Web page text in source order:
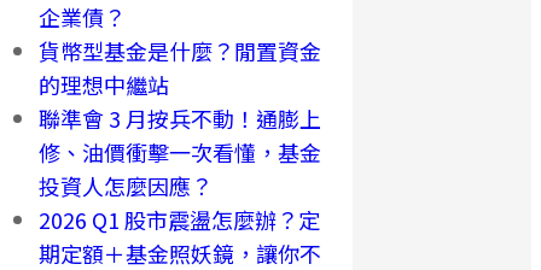
企業債？
貨幣型基金是什麼？閒置資金
的理想中繼站
聯準會 3 月按兵不動！通膨上
修、油價衝擊一次看懂，基金
投資人怎麼因應？
2026 Q1 股市震盪怎麼辦？定
期定額＋基金照妖鏡，讓你不